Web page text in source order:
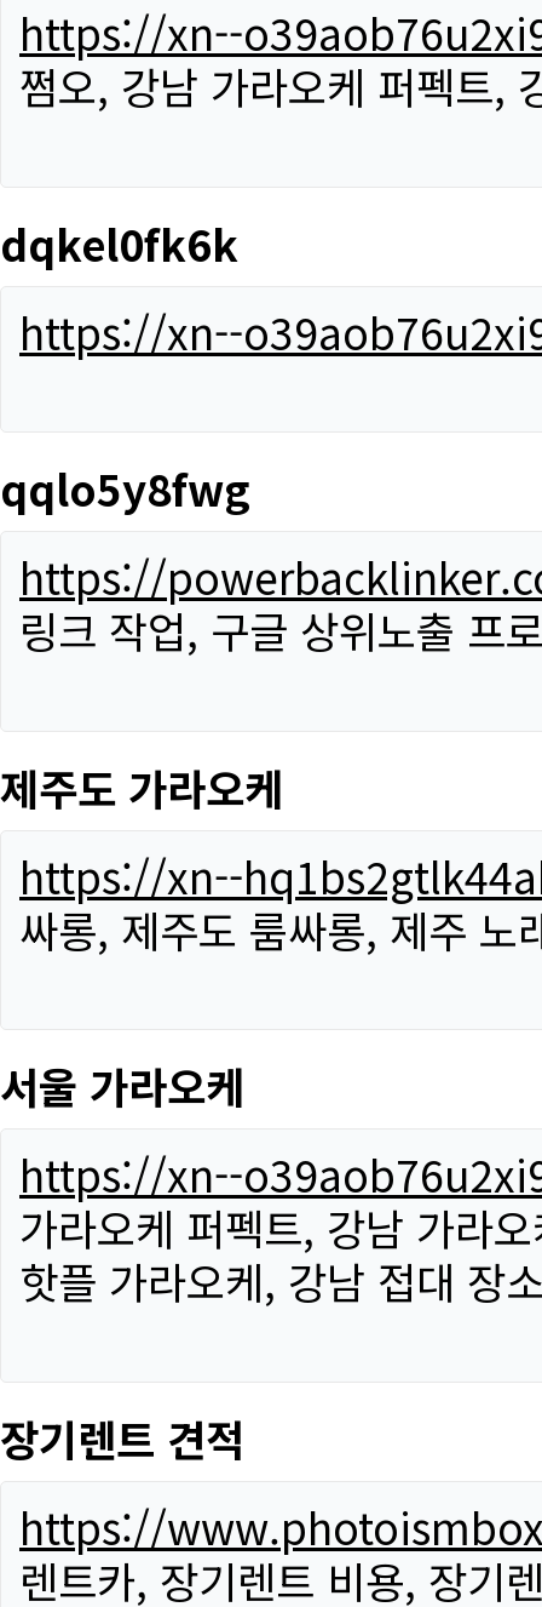
https://xn--
쩜오, 강남 가라오케 퍼펙트,
dqkel0fk6k
https://xn--
qqlo5y8fwg
https://
링크 작업, 구글 상위노출 프
제주도 가라오케
https://xn--
싸롱, 제주도 룸싸롱, 제주 노
서울 가라오케
https://xn--
가라오케 퍼펙트, 강남 가라
핫플 가라오케, 강남 접대 장
장기렌트 견적
https://
렌트카, 장기렌트 비용, 장기